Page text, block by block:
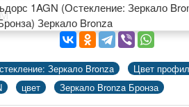
Зеркало Bronza
Цвет
цвет Зеркало Bronza Бронза